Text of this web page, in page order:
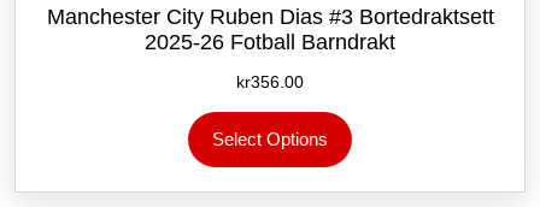
Manchester City Ruben Dias #3 Bortedraktsett
2025-26 Fotball Barndrakt
kr356.00
Select Options
produktet
flere